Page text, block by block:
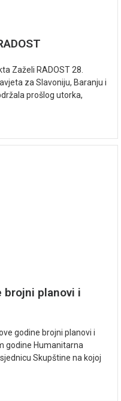
Zaželi RADOST 28.
za Slavoniju, Baranju i
prošlog utorka,
brojni planovi i
godine brojni planovi i
godine Humanitarna
Skupštine na kojoj